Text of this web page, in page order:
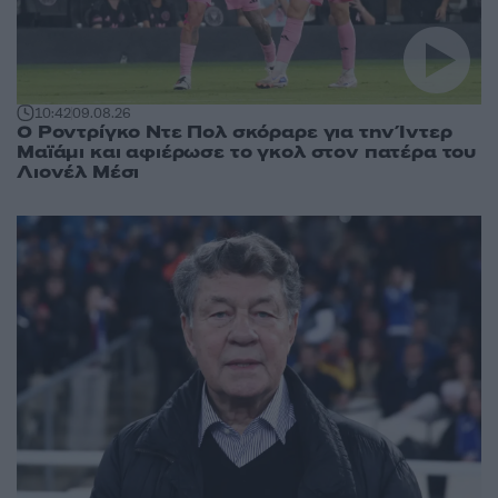
10:4209.08.26
Ο Ροντρίγκο Ντε Πολ σκόραρε για την Ίντερ
Μαϊάμι και αφιέρωσε το γκολ στον πατέρα του
Λιονέλ Μέσι